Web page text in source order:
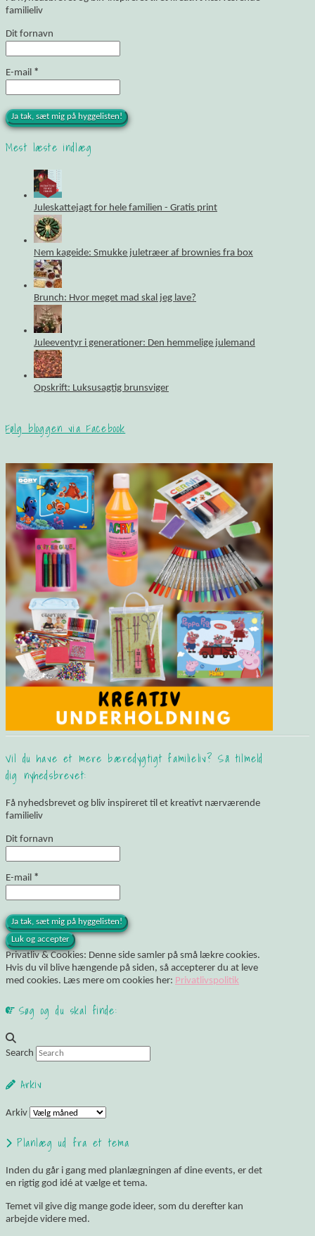
familieliv
Dit fornavn
E-mail *
Mest læste indlæg
Juleskattejagt for hele familien - Gratis print
Nem kageide: Smukke juletræer af brownies fra box
Brunch: Hvor meget mad skal jeg lave?
Juleeventyr i generationer: Den hemmelige julemand
Opskrift: Luksusagtig brunsviger
Følg bloggen via Facebook
Vil du have et mere bæredygtigt familieliv? Så tilmeld
dig nyhedsbrevet:
Få nyhedsbrevet og bliv inspireret til et kreativt nærværende
familieliv
Dit fornavn
E-mail *
Privatliv & Cookies: Denne side samler på små lækre cookies.
Hvis du vil blive hængende på siden, så accepterer du at leve
med cookies. Læs mere om cookies her: Privatlivspolitik
Søg og du skal finde:
Search
Arkiv
Arkiv
Planlæg ud fra et tema
Inden du går i gang med planlægningen af dine events, er det
en rigtig god idé at vælge et tema.
Temet vil give dig mange gode ideer, som du derefter kan
arbejde videre med.